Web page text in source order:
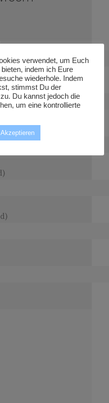
verwendet, um Euch
indem ich Eure
wiederhole. Indem
stimmst Du der
Du kannst jedoch die
um eine kontrollierte